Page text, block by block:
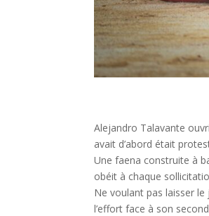
Alejandro Talavante
avait d’abord était
Une faena construite à
obéit à chaque
Ne voulant pas laisser
l’effort face à son